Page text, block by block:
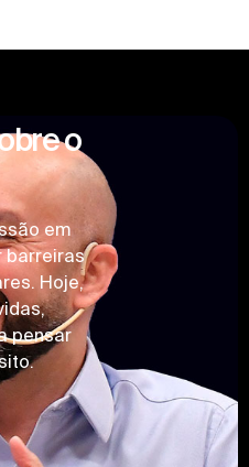
o
em
barreiras
Hoje,
pensar